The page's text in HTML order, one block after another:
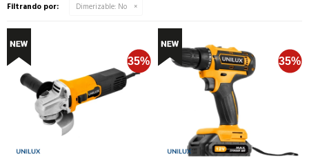
Filtrando por: Dimerizable: No